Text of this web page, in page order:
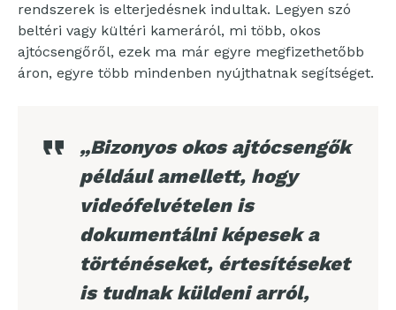
rendszerek is elterjedésnek indultak. Legyen szó
beltéri vagy kültéri kameráról, mi több, okos
ajtócsengőről, ezek ma már egyre megfizethetőbb
áron, egyre több mindenben nyújthatnak segítséget.
„Bizonyos okos ajtócsengők
például amellett, hogy
videófelvételen is
dokumentálni képesek a
történéseket, értesítéseket
is tudnak küldeni arról,